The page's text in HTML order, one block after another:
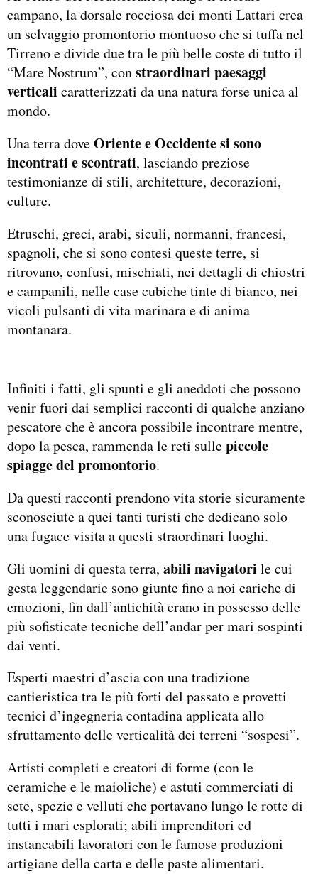
campano, la dorsale rocciosa dei monti Lattari crea
un selvaggio promontorio montuoso che si tuffa nel
Tirreno e divide due tra le più belle coste di tutto il
“Mare Nostrum”, constraordinari paesaggi
verticali caratterizzati da una natura forse unica al
mondo.
Una terra doveOriente e Occidente si sono
incontrati e scontrati, lasciando preziose
testimonianze di stili, architetture, decorazioni,
culture.
Etruschi, greci, arabi, siculi, normanni, francesi,
spagnoli, che si sono contesi queste terre, si
ritrovano, confusi, mischiati, nei dettagli di chiostri
e campanili, nelle case cubiche tinte di bianco, nei
vicoli pulsanti di vita marinara e di anima
montanara.
Infiniti i fatti, gli spunti e gli aneddoti che possono
venir fuori dai semplici racconti di qualche anziano
pescatore che è ancora possibile incontrare mentre,
dopo la pesca, rammenda le reti sullepiccole
spiagge del promontorio.
Da questi racconti prendono vita storie sicuramente
sconosciute a quei tanti turisti che dedicano solo
una fugace visita a questi straordinari luoghi.
Gli uomini di questa terra, abili navigatori le cui
gesta leggendarie sono giunte fino a noi cariche di
emozioni, fin dall’antichità erano in possesso delle
più sofisticate tecniche dell’andar per mari sospinti
dai venti.
Esperti maestri d’ascia con una tradizione
cantieristica tra le più forti del passato e provetti
tecnici d’ingegneria contadina applicata allo
sfruttamento delle verticalità dei terreni “sospesi”.
Artisti completi e creatori di forme (con le
ceramiche e le maioliche) e astuti commerciati di
sete, spezie e velluti che portavano lungo le rotte di
tutti i mari esplorati; abili imprenditori ed
instancabili lavoratori con le famose produzioni
artigiane della carta e delle paste alimentari.